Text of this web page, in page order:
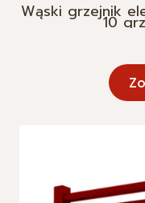
Wąski grzejnik
10